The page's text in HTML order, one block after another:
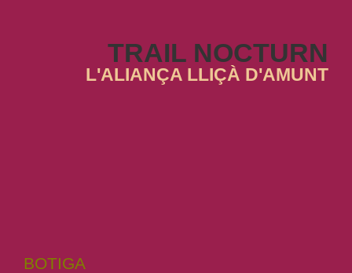
TRAIL NOCTURN
L'ALIANÇA LLIÇÀ D'AMUNT
BOTIGA